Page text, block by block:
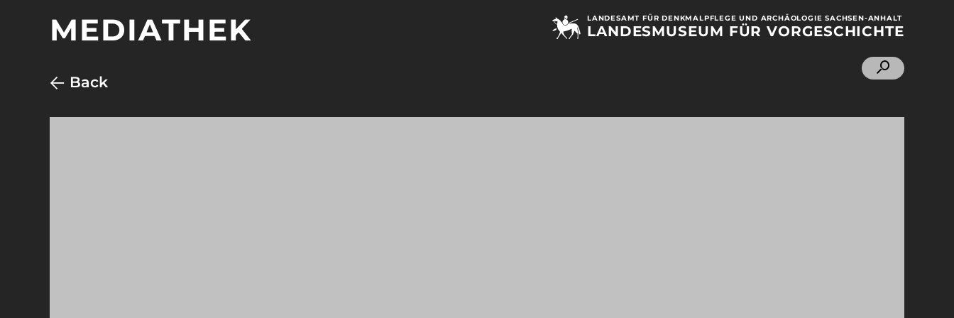
LANDESAMT FÜR DENKMALPFLEGE UND ARCHÄOLOGIE SACHSEN-ANHALT
LANDESMUSEUM FÜR VORGESCHICHTE
MEDIATHEK
Back